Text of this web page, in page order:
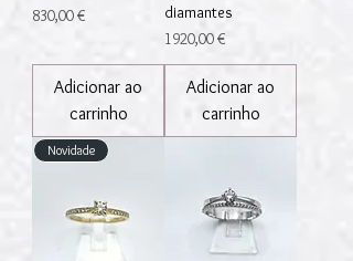
Preço
830,00 €
Adicionar ao
carrinho
diamantes
Preço
1920,00 €
Adicionar ao
carrinho
Novidade